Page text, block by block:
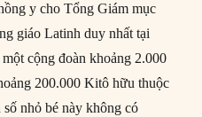
y cho Tổng Giám mục
giáo Latinh duy nhất tại
cộng đoàn khoảng 2.000
200.000 Kitô hữu thuộc
nhỏ bé này không có